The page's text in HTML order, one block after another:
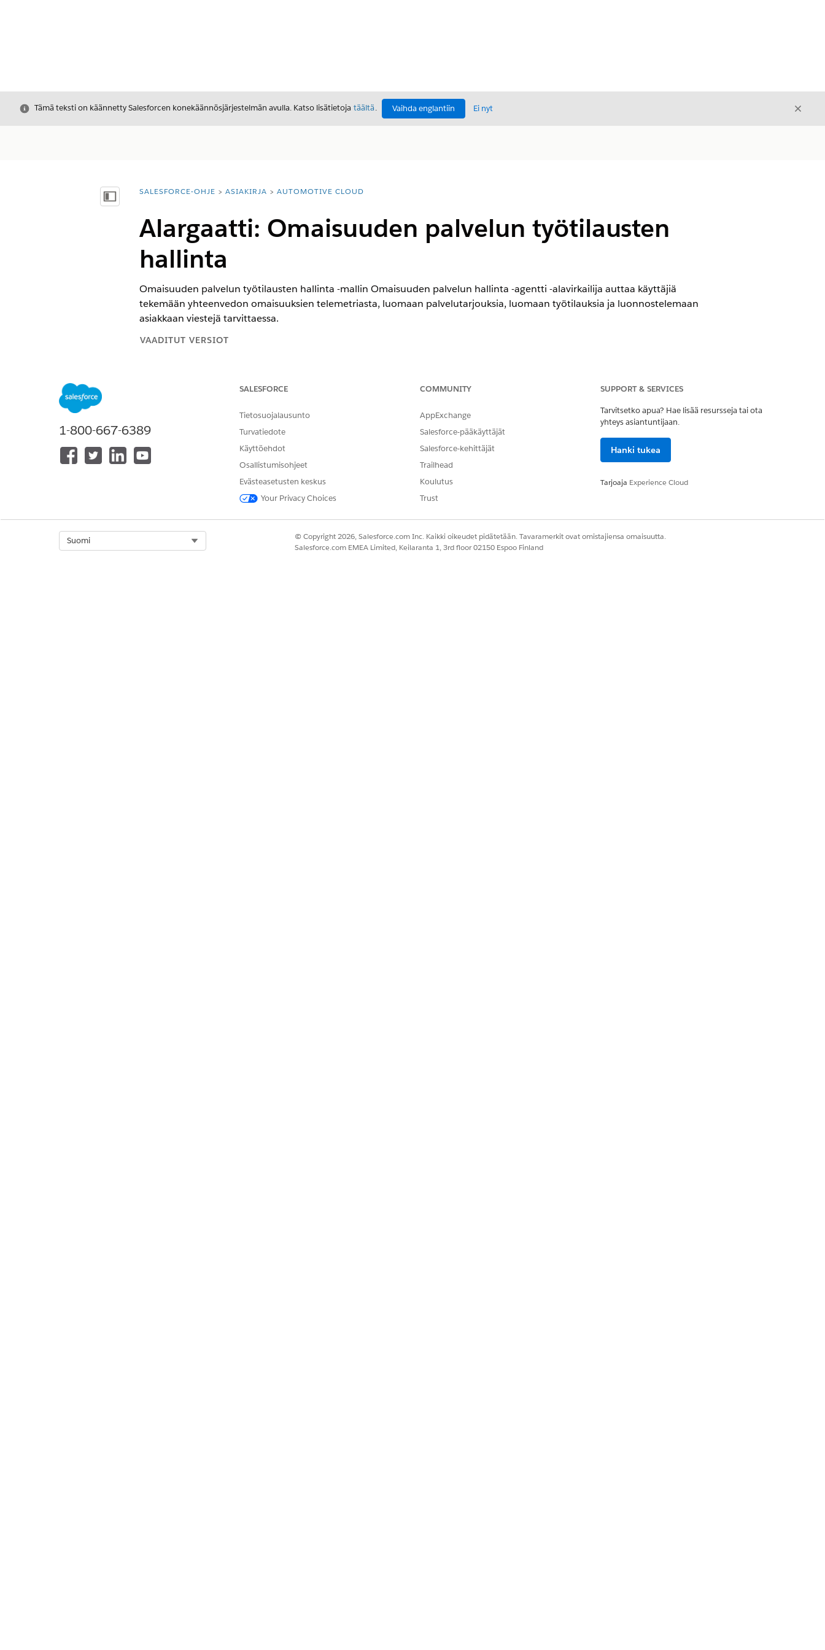
Sulje
Tämä teksti on käännetty Salesforcen konekäännösjärjestelmän avulla. Katso lisätietoja täältä. Vaihda englantiin Ei nyt Sulje
Näytä sisällysluettelo
Olet tässä:
SALESFORCE-OHJE ASIAKIRJA AUTOMOTIVE CLOUD
Alargaatti: Omaisuuden palvelun työtilausten
hallinta
Omaisuuden palvelun työtilausten hallinta -mallin Omaisuuden palvelun hallinta -agentti -alavirkailija auttaa käyttäjiä
tekemään yhteenvedon omaisuuksien telemetriasta, luomaan palvelutarjouksia, luomaan työtilauksia ja luonnostelemaan
asiakkaan viestejä tarvittaessa.
VAADITUT VERSIOT
EnterpriseEdition-,Performance Edition- jaDeveloper
Edition -versioissa, joissa on Agentforce for
Automotiven lisäosa toiminnon käyttämiseksi.
RATKAISIKO TÄMÄ ARTIKKELI ONGELMASI?
1-800-667-6389
SALESFORCE
Tietosuojalausunto
Turvatiedote
Käyttöehdot
Osallistumisohjeet
Evästeasetusten keskus
Your Privacy Choices
COMMUNITY
AppExchange
Salesforce-pääkäyttäjät
Salesforce-kehittäjät
Trailhead
Koulutus
Trust
SUPPORT & SERVICES
Tarvitsetko apua? Hae lisää resursseja tai ota
yhteys asiantuntijaan.
Hanki tukea
Tarjoaja Experience Cloud
Suomi
© Copyright 2026, Salesforce.com Inc. Kaikki oikeudet pidätetään. Tavaramerkit ovat omistajiensa omaisuutta.
Salesforce.com EMEA Limited, Keilaranta 1, 3rd floor 02150 Espoo Finland